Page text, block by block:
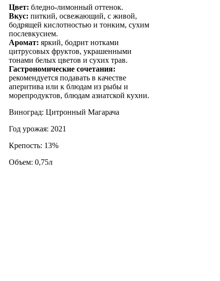
Цвет: бледно-лимонный оттенок.
Вкус: питкий, освежающий, с живой,
бодрящей кислотностью и тонким, сухим
послевкусием.
Аромат: яркий, бодрит нотками
цитрусовых фруктов, украшенными
тонами белых цветов и сухих трав.
Гастрономические сочетания:
рекомендуется подавать в качестве
аперитива или к блюдам из рыбы и
морепродуктов, блюдам азиатской кухни.
Виноград: Цитронный Магарача
Год урожая: 2021
Крепость: 13%
Объем: 0,75л